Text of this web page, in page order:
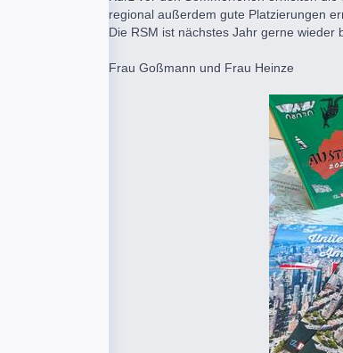
regional außerdem gute Platzierungen
Die RSM ist nächstes Jahr gerne wieder
Frau Goßmann und Frau Heinze